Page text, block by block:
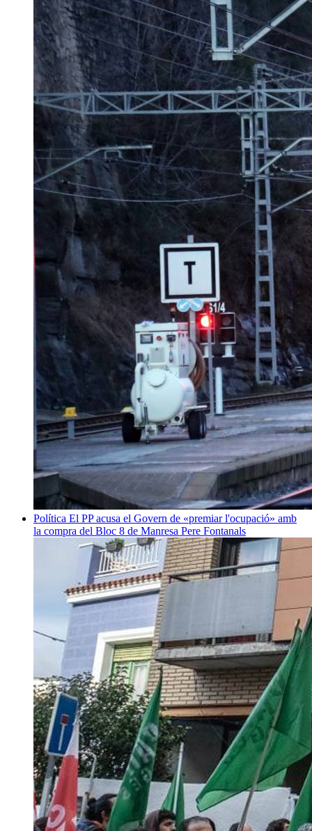
Política El PP acusa el Govern de «premiar l'ocupació» amb
la compra del Bloc 8 de Manresa Pere Fontanals